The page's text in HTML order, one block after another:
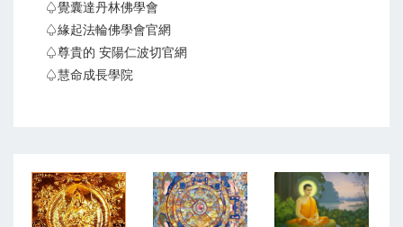
♤覺囊達丹林佛學會
♤緣起法輪佛學會官網
♤尊貴的 安陽仁波切官網
♤慧命成長學院